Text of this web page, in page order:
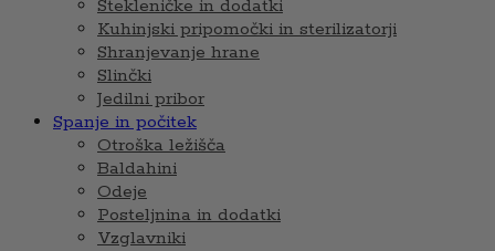
Stekleničke in dodatki
Kuhinjski pripomočki in sterilizatorji
Shranjevanje hrane
Slinčki
Jedilni pribor
Spanje in počitek
Otroška ležišča
Baldahini
Odeje
Posteljnina in dodatki
Vzglavniki